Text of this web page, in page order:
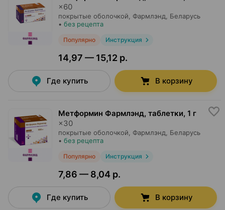
×60
покрытые оболочкой, Фармлэнд , Беларусь
• без рецепта
Популярно Инструкция
14,97 — 15,12 р.
Где купить В корзину
Метформин Фармлэнд, таблетки, 1 г
×30
покрытые оболочкой, Фармлэнд , Беларусь
• без рецепта
Популярно Инструкция
7,86 — 8,04 р.
Где купить В корзину